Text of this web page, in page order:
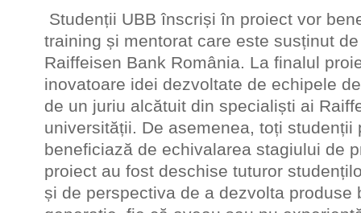
Studenții UBB înscriși în proiect vor
training și mentorat care este susținut
Raiffeisen Bank România. La finalul
inovatoare idei dezvoltate de echipele
de un juriu alcătuit din specialiști ai
universității. De asemenea, toți studenții
beneficiază de echivalarea stagiului de
proiect au fost deschise tuturor
și de perspectiva de a dezvolta produse